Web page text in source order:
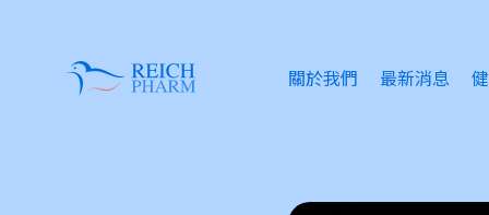
關於我們 最新消息
傷